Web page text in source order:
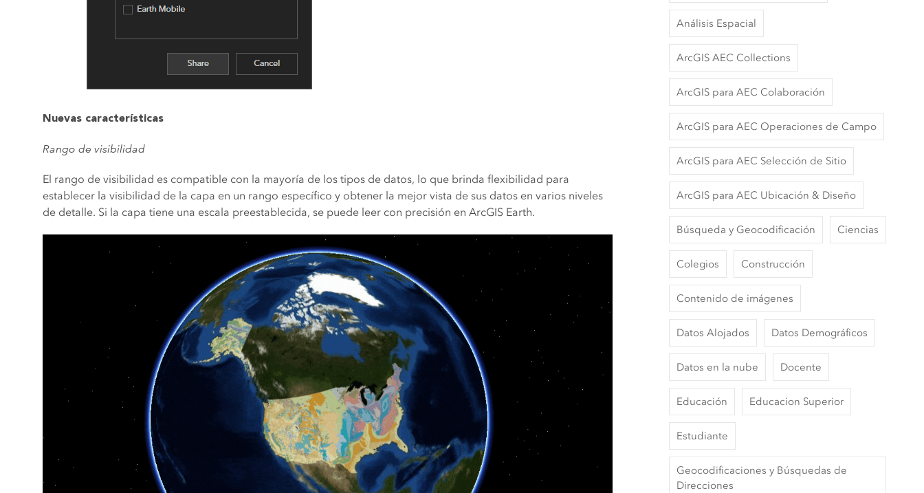
Nuevas características
Rango de visibilidad
El rango de visibilidad es compatible con la mayoría de los tipos de datos, lo que brinda flexibilidad para
establecer la visibilidad de la capa en un rango específico y obtener la mejor vista de sus datos en varios niveles
de detalle. Si la capa tiene una escala preestablecida, se puede leer con precisión en ArcGIS Earth.
Análisis Espacial
ArcGIS AEC Collections
ArcGIS para AEC Colaboración
ArcGIS para AEC Operaciones de Campo
ArcGIS para AEC Selección de Sitio
ArcGIS para AEC Ubicación & Diseño
Búsqueda y Geocodificación Ciencias
Colegios Construcción
Contenido de imágenes
Datos Alojados Datos Demográficos
Datos en la nube Docente
Educación Educacion Superior
Estudiante
Geocodificaciones y Búsquedas de
Direcciones